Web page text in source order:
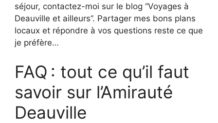
séjour, contactez-moi sur le blog “Voyages à
Deauville et ailleurs”. Partager mes bons plans
locaux et répondre à vos questions reste ce que
je préfère…
FAQ : tout ce qu’il faut
savoir sur l’Amirauté
Deauville